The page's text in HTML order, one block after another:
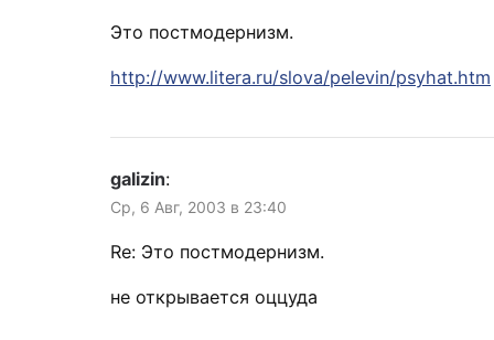
Это постмодернизм.
http://www.litera.ru/slova/pelevin/psyhat.htm
galizin:
Ср, 6 Авг, 2003 в 23:40
Re: Это постмодернизм.
не открывается оццуда